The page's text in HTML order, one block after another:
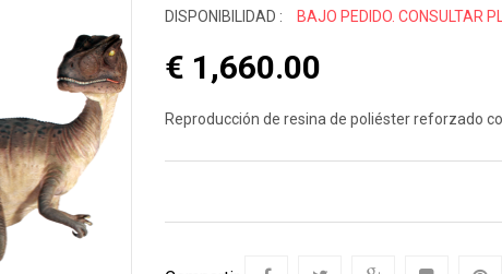
DISPONIBILIDAD :
BAJO PEDIDO. CONSULTAR
€ 1,660.00
Reproducción de resina de poliéster reforzado